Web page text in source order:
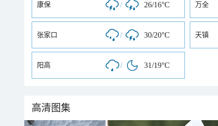
康保 / 26/16°C 万全
张家口 / 30/20°C 天镇
阳高 / 31/19°C
高清图集